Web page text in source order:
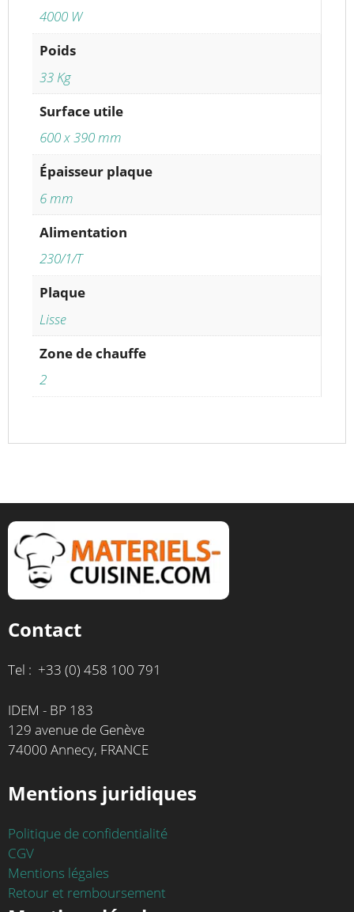
4000 W
Poids
33 Kg
Surface utile
600 x 390 mm
Épaisseur plaque
6 mm
Alimentation
230/1/T
Plaque
Lisse
Zone de chauffe
2
Contact
Tel : +33 (0) 458 100 791
IDEM - BP 183
129 avenue de Genève
74000 Annecy, FRANCE
Mentions juridiques
Politique de confidentialité
CGV
Mentions légales
Retour et remboursement